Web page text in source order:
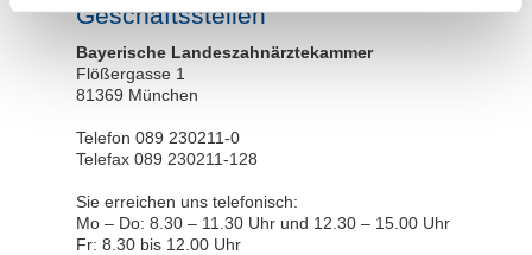
Geschäftsstellen
Bayerische Landeszahnärztekammer
Flößergasse 1
81369 München
Telefon 089 230211-0
Telefax 089 230211-128
Sie erreichen uns telefonisch:
Mo – Do: 8.30 – 11.30 Uhr und 12.30 – 15.00 Uhr
Fr: 8.30 bis 12.00 Uhr